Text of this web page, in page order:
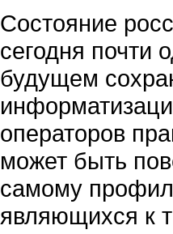
Состояние
сегодня почти
будущем
операторов
может быть
самому
являющихся к